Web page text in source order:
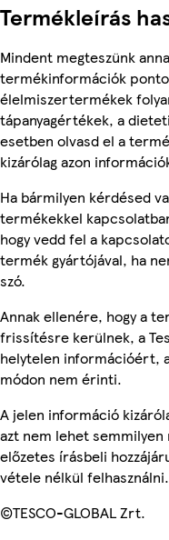
Termékleírás
Mindent megteszünk
termékinformációk
élelmiszertermékek
tápanyagértékek, a
esetben olvasd el a
kizárólag azon
Ha bármilyen kérdésed
termékekkel
hogy vedd fel a
termék gyártójával, ha
szó.
Annak ellenére, hogy a
frissítésre kerülnek, a
helytelen információért,
módon nem érinti.
A jelen információ
azt nem lehet semmilyen
előzetes írásbeli
vétele nélkül felhasználni.
©TESCO-GLOBAL Zrt.